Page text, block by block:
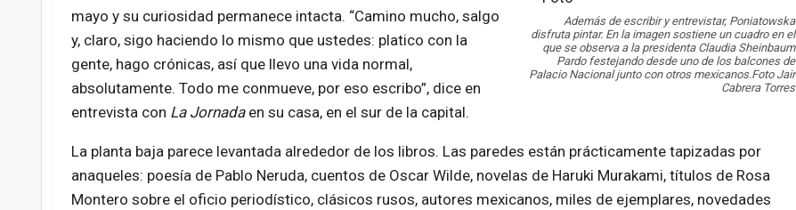
Además de escribir y entrevistar, Poniatowska
disfruta pintar. En la imagen sostiene un cuadro en el
que se observa a la presidenta Claudia Sheinbaum
Pardo festejando desde uno de los balcones de
Palacio Nacional junto con otros mexicanos.Foto Jair
Cabrera Torres
mayo y su curiosidad permanece intacta. “Camino mucho, salgo
y, claro, sigo haciendo lo mismo que ustedes: platico con la
gente, hago crónicas, así que llevo una vida normal,
absolutamente. Todo me conmueve, por eso escribo”, dice en
entrevista con La Jornada en su casa, en el sur de la capital.
La planta baja parece levantada alrededor de los libros. Las paredes están prácticamente tapizadas por
anaqueles: poesía de Pablo Neruda, cuentos de Oscar Wilde, novelas de Haruki Murakami, títulos de Rosa
Montero sobre el oficio periodístico, clásicos rusos, autores mexicanos, miles de ejemplares, novedades